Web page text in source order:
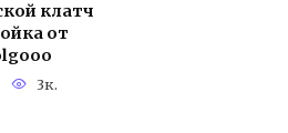
клатч
от
3к.